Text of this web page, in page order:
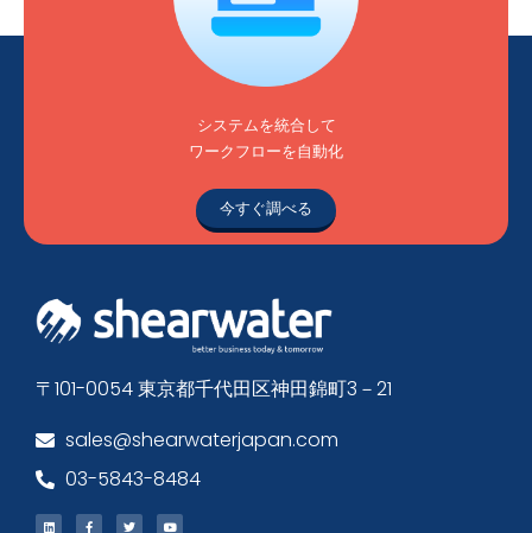
システムを統合して
ワークフローを自動化
今すぐ調べる
〒101-0054 東京都千代田区神田錦町3－21
sales@shearwaterjapan.com
03-5843-8484